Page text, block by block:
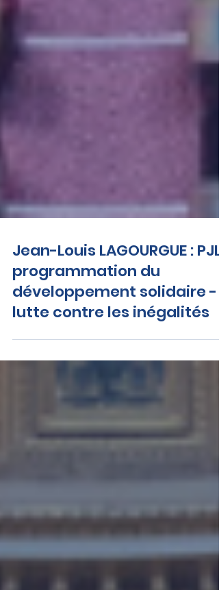
Jean-Louis LAGOURGUE : PJL
programmation du
développement solidaire -
lutte contre les inégalités